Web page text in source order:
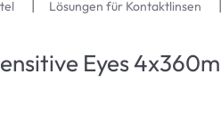
KATEGORIE
Torische Linsen
MARKEN
EyeDefinition
TOP MARKEN
Montana
Lösungen für Kontaktlinsen
Eyes